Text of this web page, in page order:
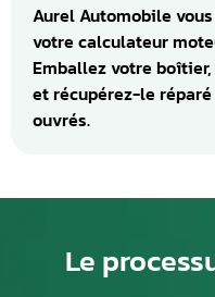
Aurel Automobile
votre calculateur
Emballez votre
et récupérez-le
ouvrés.
Le